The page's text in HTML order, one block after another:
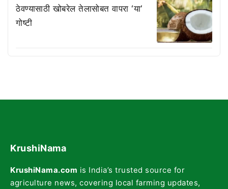
ठेवण्यासाठी खोबरेल तेलासोबत वापरा ‘या’
गोष्टी
KrushiNama
KrushiNama.com is India’s trusted source for
agriculture news, covering local farming updates,